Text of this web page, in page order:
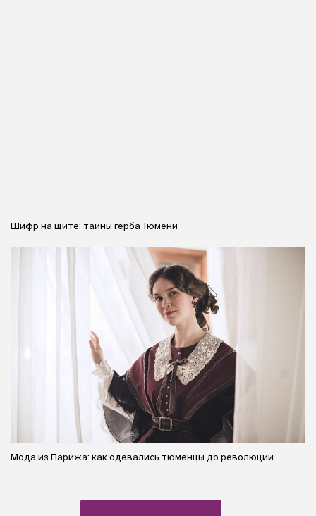
Шифр на щите: тайны герба Тюмени
Мода из Парижа: как одевались тюменцы до революции